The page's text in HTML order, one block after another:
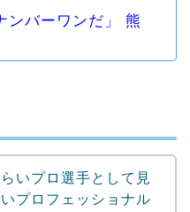
ンバーワンだ」 熊
RSS
いプロ選手として見
プロフェッショナル